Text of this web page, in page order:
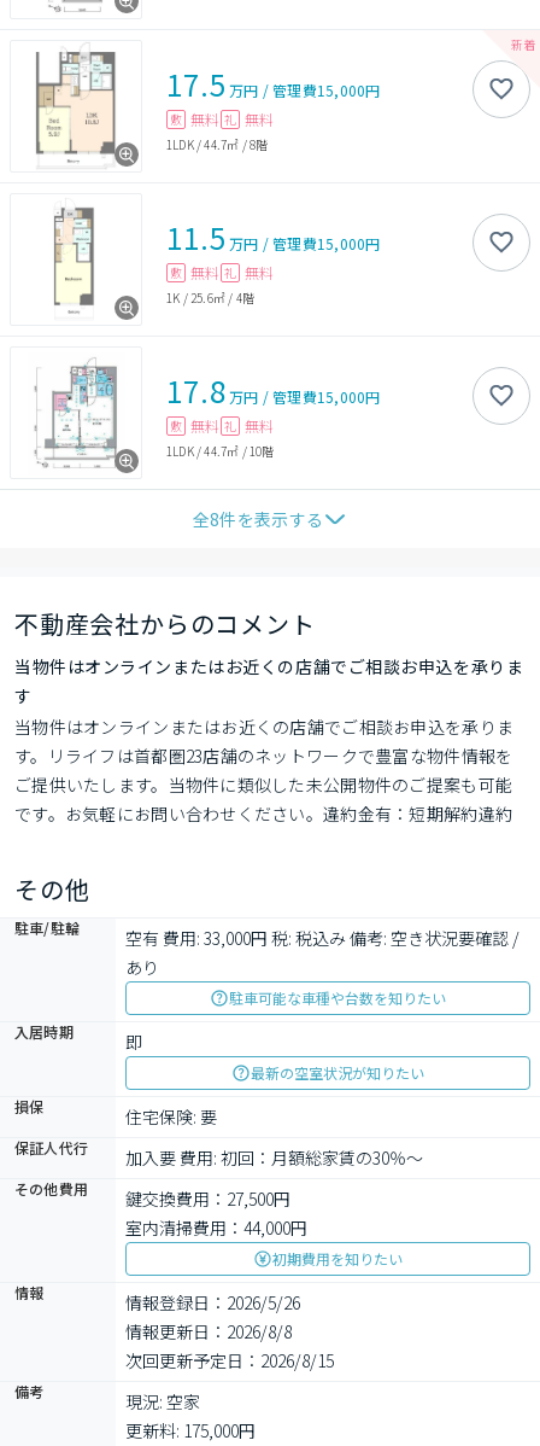
17.5 万円 /管理費15,000円
敷 無料 礼 無料
1LDK/44.7㎡ /8階
11.5 万円 /管理費15,000円
敷 無料 礼 無料
1K / 25.6㎡ / 4階
17.8万円 /管理費15,000円
敷 無料 礼 無料
1LDK/44.7㎡ / 10階
全8件を表示する
不動産会社からのコメント
当物件はオンラインまたはお近くの店舗でご相談お申込を承りま
す
当物件はオンラインまたはお近くの店舗でご相談お申込を承りま
す。リライフは首都圏23店舗のネットワークで豊富な物件情報を
ご提供いたします。当物件に類似した未公開物件のご提案も可能
です。お気軽にお問い合わせください。違約金有：短期解約違約
その他
駐車/駐輪
空有 費用: 33,000円 税: 税込み 備考: 空き状況要確認 /
あり
駐車可能な車種や台数を知りたい
入居時期
即
最新の空室状況が知りたい
損保
住宅保険: 要
保証人代行 加入要 費用: 初回：月額総家賃の30％～
その他費用
鍵交換費用：27,500円
室内清掃費用：44,000円
初期費用を知りたい
情報
情報登録日：2026/5/26
情報更新日：2026/8/8
次回更新予定日：2026/8/15
備考
現況: 空家
更新料: 175,000円